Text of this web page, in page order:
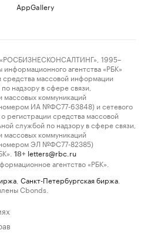
AppGallery
1995–
агентства «РБК»
средства массовой информации
надзору в сфере связи,
массовых коммуникаций
ИА №ФС77-63848) и сетевого
регистрации средства массовой
службой по надзору в сфере связи,
массовых коммуникаций
номером ЭЛ №ФС77-82385)
18+ letters@rbc.ru
агентство «РБК».
Санкт-Петербургская биржа
Cbonds.